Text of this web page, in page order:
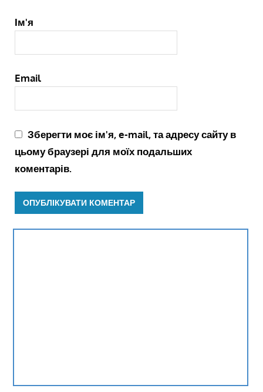
Ім'я
Email
Зберегти моє ім'я, e-mail, та адресу сайту в
цьому браузері для моїх подальших
коментарів.